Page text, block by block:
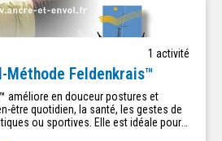
Cartonnage, Meubles -
sur porcelaine, Reliure ➔ Savoir-
Art floral, Atelier d'écriture, Clubs
Couture, Cuisine, FAQ
Broderie ➔ Culture Allemand,
(inscription), Danse country, Échanges
(inscription), Théâtre (inscription),
Vidéo-Voyages (projections) ➔
Portes ouvertes, Rendez-vous
1 activité
Méthode Feldenkrais™
améliore en douceur postures et
être quotidien, la santé, les gestes de
ou sportives. Elle est idéale pour